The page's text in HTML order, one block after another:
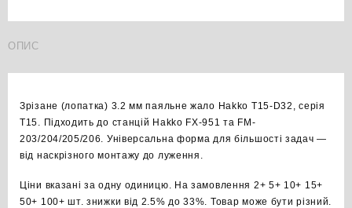
3.2мм
кількість
ОПИС
Зрізане (лопатка) 3.2 мм паяльне жало Hakko T15-D32, серія
T15. Підходить до станцій Hakko FX-951 та FM-
203/204/205/206. Універсальна форма для більшості задач —
від наскрізного монтажу до луження.
Ціни вказані за одну одиницю. На замовлення 2+ 5+ 10+ 15+
50+ 100+ шт. знижки від 2.5% до 33%. Товар може бути різний.